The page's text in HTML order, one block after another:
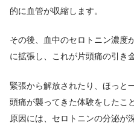
的に血管が収縮します。
その後、血中のセロトニン濃度
に拡張し、これが片頭痛の引き
緊張から解放されたり、ほっと
頭痛が襲ってきた体験をしたこ
原因には、セロトニンの分泌が